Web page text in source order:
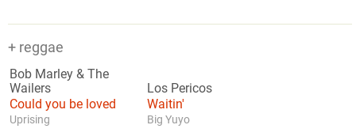
+ reggae
Bob Marley & The
Wailers
Could you be loved
Uprising
Los Pericos
Waitin'
Big Yuyo